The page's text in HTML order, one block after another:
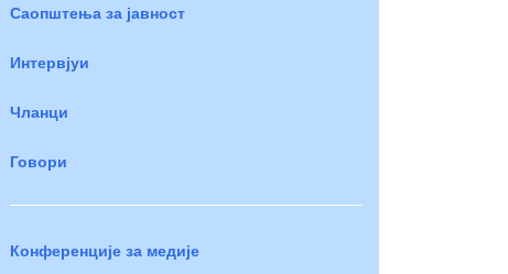
Саопштења за јавност
Интервјуи
Чланци
Говори
Конференције за медије